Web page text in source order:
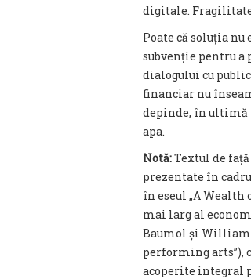
digitale.
Poate că soluția
subvenție pentru
dialogului cu
financiar nu
depinde, în ultimă
apa.
Notă:Textul de
prezentate în
în eseul „A Wealth
mai larg al
Baumol și William
performing arts”),
acoperite integral